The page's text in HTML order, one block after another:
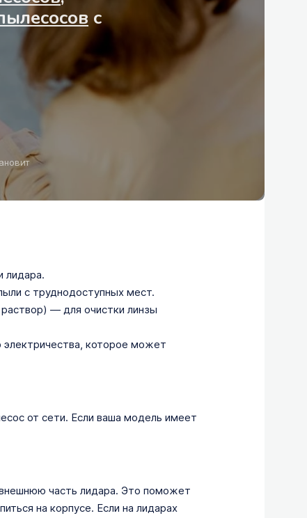
с
лидара.
с труднодоступных мест.
— для очистки линзы
которое может
от сети. Если ваша модель имеет
часть лидара. Это поможет
на корпусе. Если на лидарах